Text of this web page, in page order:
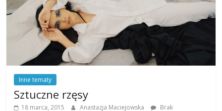
Inne tematy
Sztuczne rzęsy
18 marca, 2015 Anastazja Maciejowska
Brak